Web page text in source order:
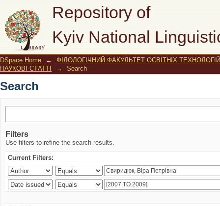
Repository of
Kyiv National
Search
DSpace Home →
ФІЛОЛОГІЧНИЙ ФАКУЛЬТЕТ ОСВІТНІХ ТЕХНОЛОГІЙ
НАУКОВІ СТАТТІ
→ Search
Search
Filters
Use filters to refine the search results.
Current Filters: